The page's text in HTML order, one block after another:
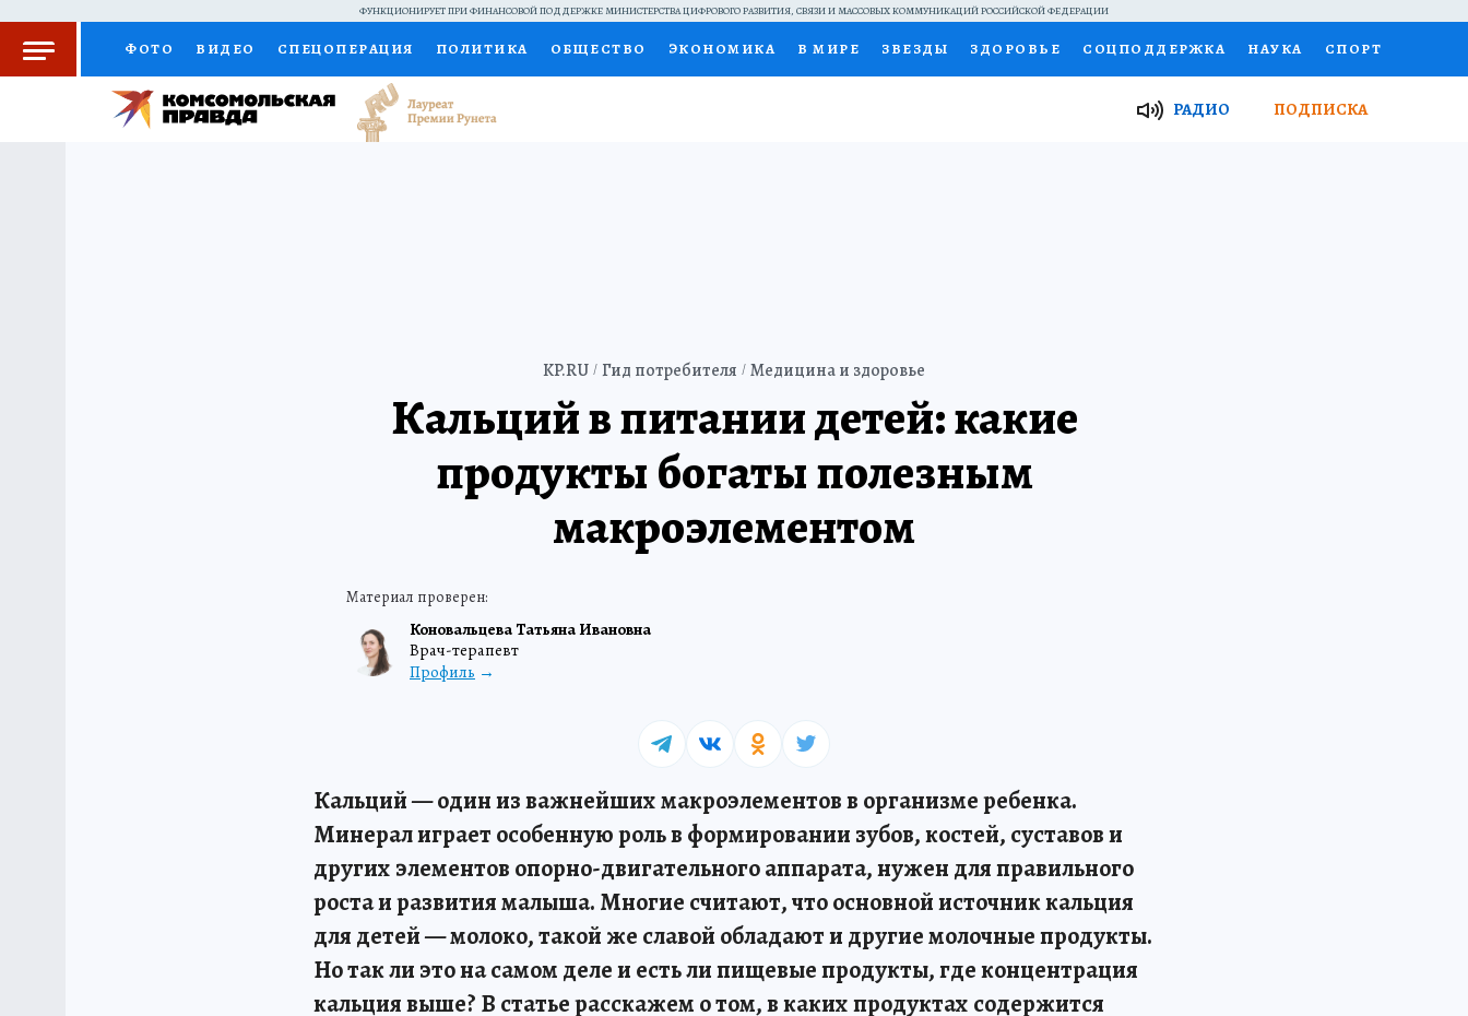
ФУНКЦИОНИРУЕТ ПРИ ФИНАНСОВОЙ ПОДДЕРЖКЕ МИНИСТЕРСТВА ЦИФРОВОГО РАЗВИТИЯ, СВЯЗИ И МАССОВЫХ КОММУНИКАЦИЙ РОССИЙСКОЙ ФЕДЕРАЦИИ
ФОТО ВИДЕО СПЕЦОПЕРАЦИЯ ПОЛИТИКА ОБЩЕСТВО ЭКОНОМИКА В МИРЕ ЗВЕЗДЫ ЗДОРОВЬЕ СОЦПОДДЕРЖКА НАУКА СПОРТ
КОЛУМНИСТЫ ПРОИСШЕСТВИЯ НАЦИОНАЛЬНЫЕ ПРОЕКТЫ РОССИИ Я ЗНАЮ СЕМЬЯ
РАДИО ПОДПИСКА
KP.RU Гид потребителя Медицина и здоровье
Коновальцева Татьяна Ивановна
Врач-терапевт
Профиль
Кальций в питании детей: какие
продукты богаты полезным
макроэлементом
Кальций — один из важнейших макроэлементов в организме ребенка.
Минерал играет особенную роль в формировании зубов, костей, суставов и
других элементов опорно-двигательного аппарата, нужен для правильного
роста и развития малыша. Многие считают, что основной источник кальция
для детей — молоко, такой же славой обладают и другие молочные продукты.
Но так ли это на самом деле и есть ли пищевые продукты, где концентрация
кальция выше? В статье расскажем о том, в каких продуктах содержится